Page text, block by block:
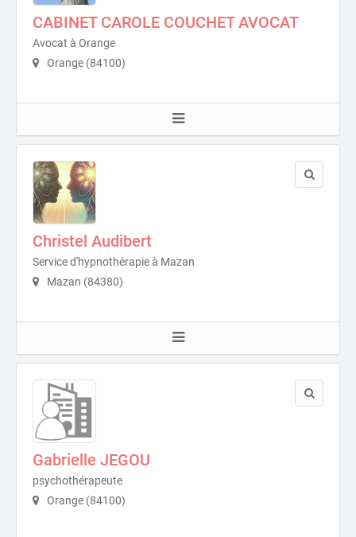
CABINET CAROLE COUCHET AVOCAT
Avocat à Orange
Orange (84100)
Christel Audibert
Service d'hypnothérapie à Mazan
Mazan (84380)
Gabrielle JEGOU
psychothérapeute
Orange (84100)